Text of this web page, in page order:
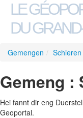
LE
DU
Gemengen / Schieren
Gemeng :
Hei fannt dir eng
Geoportal.